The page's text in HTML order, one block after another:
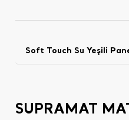
Soft Touch Su Yeşili
SUPRAMAT